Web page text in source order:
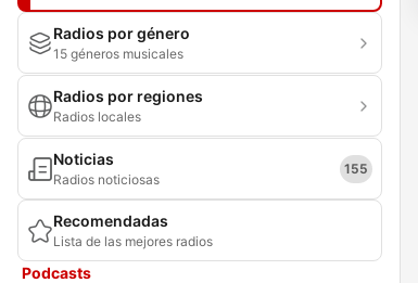
Radios por género
15 géneros musicales
Radios por regiones
Radios locales
Noticias
Radios noticiosas
155
Recomendadas
Lista de las mejores radios
Podcasts